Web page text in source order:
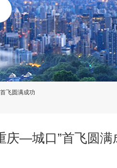
飞圆满成功
庆—城口”首飞圆满